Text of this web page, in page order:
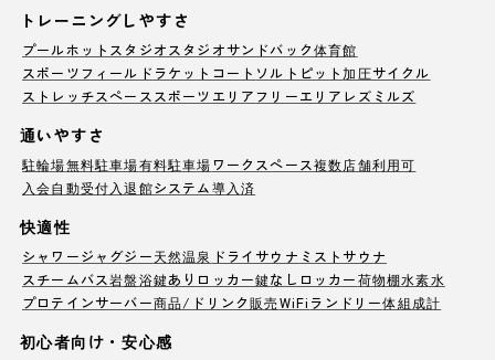
トレーニングしやすさ
プールホットスタジオスタジオサンドバック体育館
スポーツフィールド ラケットコート ソルトピット加圧サイクル
ストレッチスペーススポーツエリア フリーエリア レズミルズ
通いやすさ
駐輪場無料駐車場有料駐車場ワークスペース複数店舗利用可
入会自動受付入退館システム導入済
快適性
シャワージャグジー天然温泉 ドライサウナ ミストサウナ
スチームバス岩盤浴鍵ありロッカー鍵なしロッカー荷物棚水素水
プロテインサーバー商品/ドリンク販売WiFi ランドリー体組成計
初心者向け・安心感